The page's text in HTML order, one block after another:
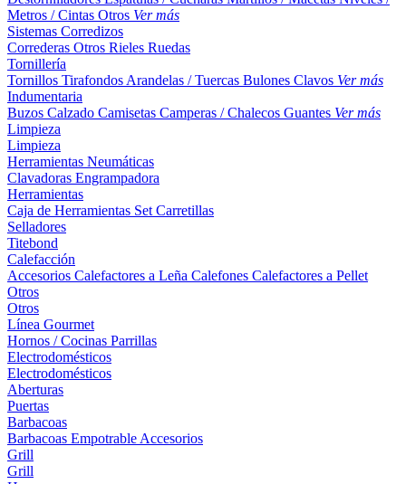
Metros / Cintas Otros Ver más
Sistemas Corredizos
Correderas Otros Rieles Ruedas
Tornillería
Tornillos Tirafondos Arandelas / Tuercas Bulones Clavos Ver más
Indumentaria
Buzos Calzado Camisetas Camperas / Chalecos Guantes Ver más
Limpieza
Limpieza
Herramientas Neumáticas
Clavadoras Engrampadora
Herramientas
Caja de Herramientas Set Carretillas
Selladores
Titebond
Calefacción
Accesorios Calefactores a Leña Calefones Calefactores a Pellet
Otros
Otros
Línea Gourmet
Hornos / Cocinas Parrillas
Electrodomésticos
Electrodomésticos
Aberturas
Puertas
Barbacoas
Barbacoas Empotrable Accesorios
Grill
Grill